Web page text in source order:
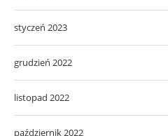
styczeń 2023
grudzień 2022
listopad 2022
październik 2022